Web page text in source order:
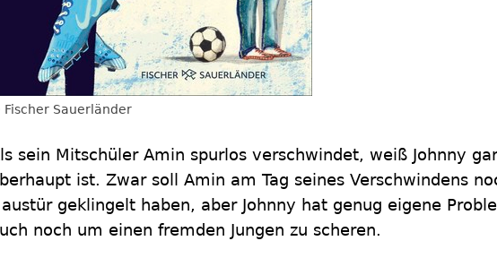
Fischer Sauerländer
sein Mitschüler Amin spurlos verschwindet, weiß Johnny
ist. Zwar soll Amin am Tag seines Verschwindens
geklingelt haben, aber Johnny hat genug eigene
noch um einen fremden Jungen zu scheren.